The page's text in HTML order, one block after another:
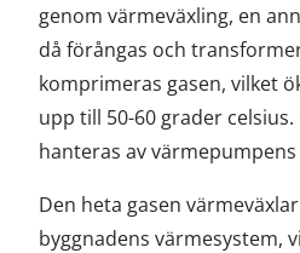
genom värmeväxling, en
då förångas och
komprimeras gasen, vilket
upp till 50-60 grader
hanteras av
Den heta gasen
byggnadens värmesystem,